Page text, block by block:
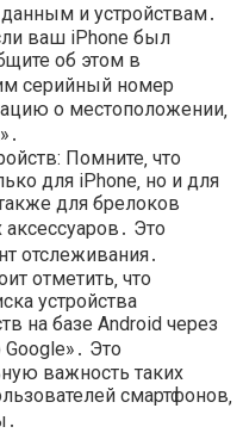
и устройствам․
ваш iPhone был
об этом в
серийный номер
о местоположении‚
Помните‚ что
для iPhone‚ но и для
для брелоков
Это
отслеживания․
отметить‚ что
устройства
на базе Android через
Это
важность таких
смартфонов‚